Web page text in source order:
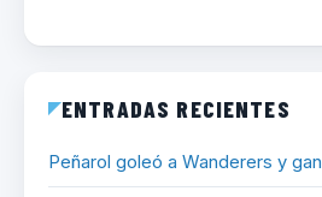
ENTRADAS RECIENTES
Peñarol goleó a Wanderers y